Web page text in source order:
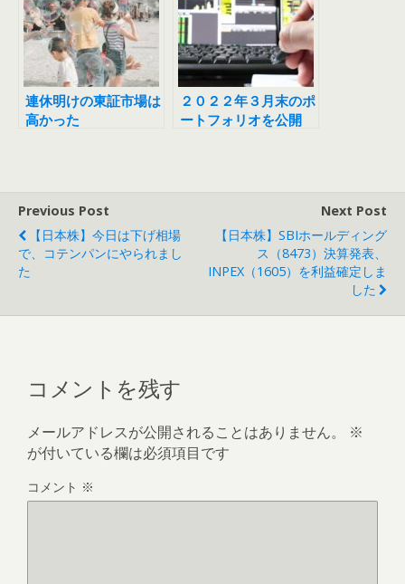
連休明けの東証市場は
高かった
２０２２年３月末のポ
ートフォリオを公開
Previous Post
【日本株】今日は下げ相場
で、コテンパンにやられまし
た
Next Post
【日本株】SBIホールディング
ス（8473）決算発表、
INPEX（1605）を利益確定しま
した
コメントを残す
メールアドレスが公開されることはありません。
※
が付いている欄は必須項目です
コメント ※